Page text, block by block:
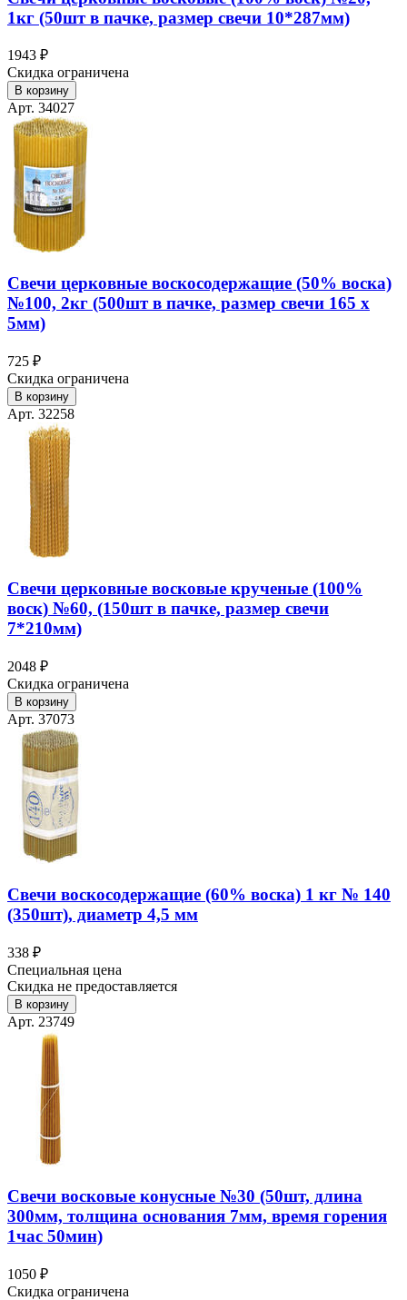
1кг (50шт в пачке, размер свечи 10*287мм)
1943 ₽
Скидка ограничена
В корзину
Арт. 34027
Свечи церковные воскосодержащие (50% воска)
№100, 2кг (500шт в пачке, размер свечи 165 х
5мм)
725 ₽
Скидка ограничена
В корзину
Арт. 32258
Свечи церковные восковые крученые (100%
воск) №60, (150шт в пачке, размер свечи
7*210мм)
2048 ₽
Скидка ограничена
В корзину
Арт. 37073
Свечи воскосодержащие (60% воска) 1 кг № 140
(350шт), диаметр 4,5 мм
338 ₽
Специальная цена
Скидка не предоставляется
В корзину
Арт. 23749
Свечи восковые конусные №30 (50шт, длина
300мм, толщина основания 7мм, время горения
1час 50мин)
1050 ₽
Скидка ограничена